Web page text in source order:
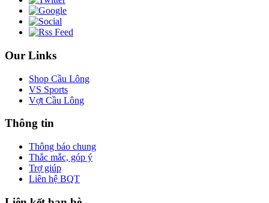
Our Links
Shop Cầu Lông
VS Sports
Vợt Cầu Lông
Thông tin
Thông báo chung
Thắc mắc, góp ý
Trợ giúp
Liên hệ BQT